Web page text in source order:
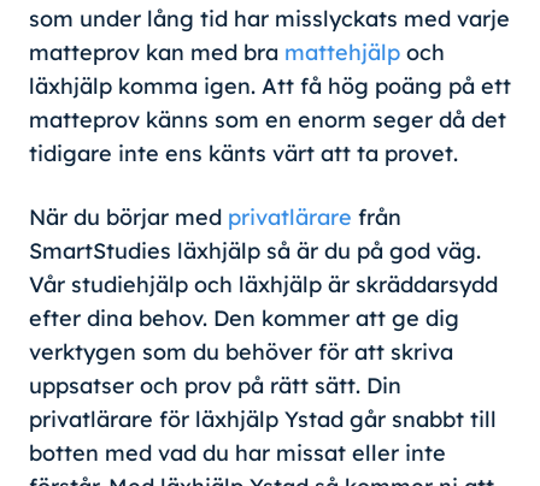
som under lång tid har misslyckats med varje
matteprov kan med bra mattehjälp och
läxhjälp komma igen. Att få hög poäng på ett
matteprov känns som en enorm seger då det
tidigare inte ens känts värt att ta provet.
När du börjar med privatlärare från
SmartStudies läxhjälp så är du på god väg.
Vår studiehjälp och läxhjälp är skräddarsydd
efter dina behov. Den kommer att ge dig
verktygen som du behöver för att skriva
uppsatser och prov på rätt sätt. Din
privatlärare för läxhjälp Ystad går snabbt till
botten med vad du har missat eller inte